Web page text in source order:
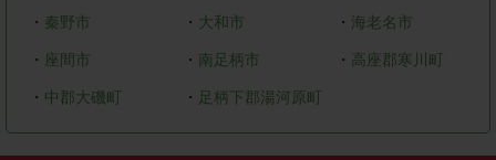
・ 秦野市 ・ 大和市 ・ 海老名市
・ 座間市 ・ 南足柄市 ・ 高座郡寒川町
・ 中郡大磯町 ・ 足柄下郡湯河原町